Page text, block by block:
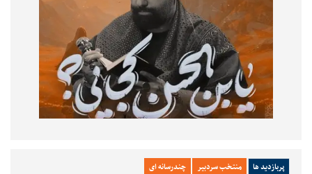
پربازدید ها منتخب سردبیر چندرسانه ای